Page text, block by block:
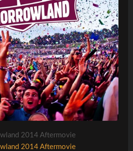
2014 Aftermovie
2014 Aftermovie